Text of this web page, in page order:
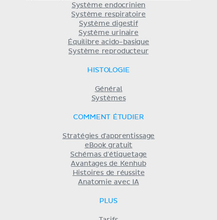
Système endocrinien
Système respiratoire
Système digestif
Système urinaire
Équilibre acido-basique
Système reproducteur
HISTOLOGIE
Général
Systèmes
COMMENT ÉTUDIER
Stratégies d'apprentissage
eBook gratuit
Schémas d'étiquetage
Avantages de Kenhub
Histoires de réussite
Anatomie avec IA
PLUS